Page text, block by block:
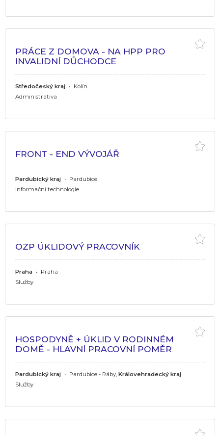
PRÁCE Z DOMOVA - NA HPP PRO
INVALIDNÍ DŮCHODCE
Středočeský kraj • Kolín
Administrativa
FRONT - END VÝVOJÁŘ
Pardubický kraj • Pardubice
Informační technologie
OZP ÚKLIDOVÝ PRACOVNÍK
Praha • Praha
Služby
HOSPODYNĚ + ÚKLID V RODINNÉM
DOMĚ - HLAVNÍ PRACOVNÍ POMĚR
Pardubický kraj • Pardubice - Ráby, Královehradecký kraj
Služby